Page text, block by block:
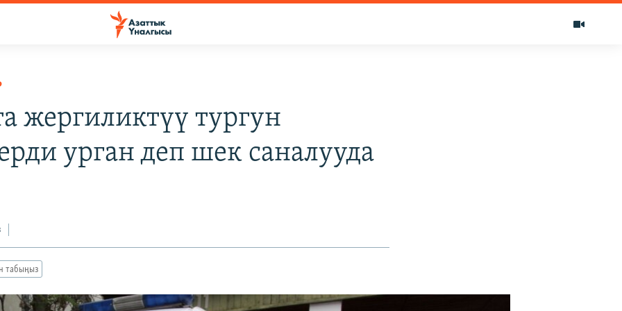
жергиликтүү тургун
урган деп шек саналууда
табыңыз